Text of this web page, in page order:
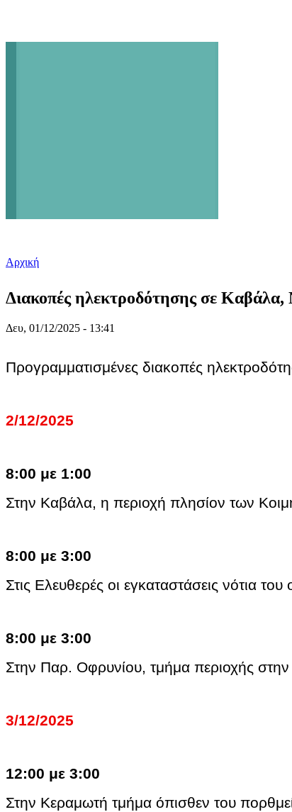
Αρχική
Διακοπές ηλεκτροδότησης σε Καβάλα,
Δευ, 01/12/2025 - 13:41
Προγραμματισμένες διακοπές
2/12/2025
8:00 με 1:00
Στην Καβάλα, η περιοχή πλησίον των
8:00 με 3:00
Στις Ελευθερές οι εγκαταστάσεις
8:00 με 3:00
Στην Παρ. Οφρυνίου, τμήμα περιοχής στην
3/12/2025
12:00 με 3:00
Στην Κεραμωτή τμήμα όπισθεν του